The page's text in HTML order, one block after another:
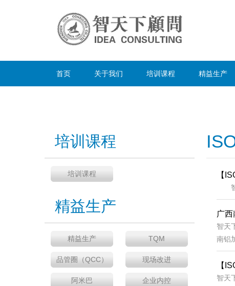
首页 关于我们 培训课程 精益生产
【
智
广
智天
南铝
【
智天
培训课程
培训课程
精益生产
精益生产 TQM
品管圈（QCC） 现场改进
阿米巴 企业内控